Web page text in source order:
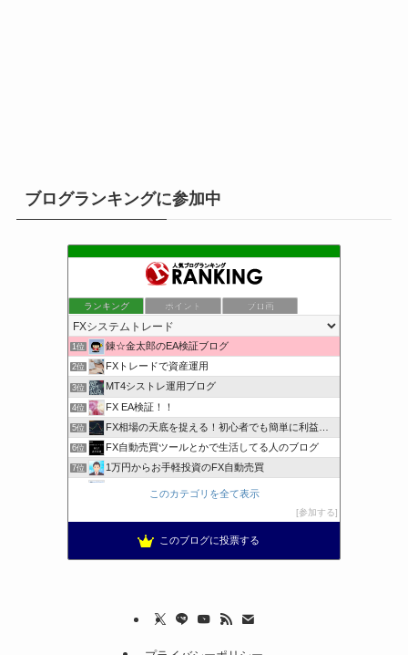
ブログランキングに参加中
ランキング ポイント ブロ画
1位 錬☆金太郎のEA検証ブログ
2位 FXトレードで資産運用
3位 MT4シストレ運用ブログ
4位 FX EA検証！！
5位 FX相場の天底を捉える！初心者でも簡単に利益を狙える
6位 FX自動売買ツールとかで生活してる人のブログ
7位 1万円からお手軽投資のFX自動売買
ホンマでっか！？FX
FX MT4 KYOTO&TOKIO ブログＭＴ４東京都
このカテゴリを全て表示
参加する
このブログに投票する